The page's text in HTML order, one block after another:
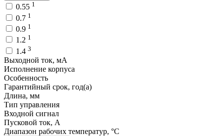
0.55 1
0.7 1
0.9 1
1.2 1
1.4 3
Выходной ток, мA
Исполнение корпуса
Особенность
Гарантийный срок, год(а)
Длина, мм
Тип управления
Входной сигнал
Пусковой ток, A
Диапазон рабочих температур, °C